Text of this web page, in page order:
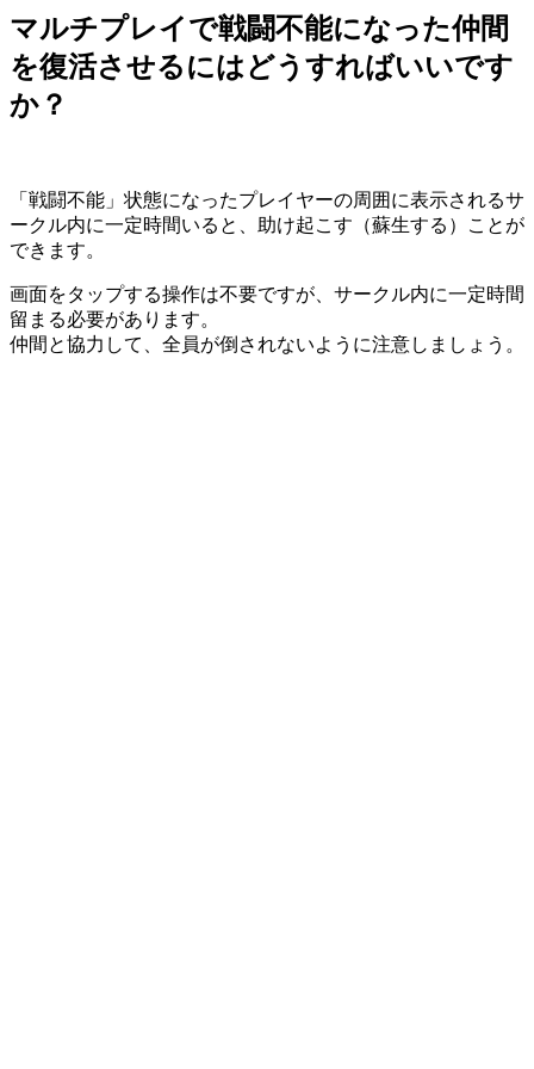
マルチプレイで戦闘不能になった仲間
を復活させるにはどうすればいいです
か？
「戦闘不能」状態になったプレイヤーの周囲に表示されるサ
ークル内に一定時間いると、助け起こす（蘇生する）ことが
できます。
画面をタップする操作は不要ですが、サークル内に一定時間
留まる必要があります。
仲間と協力して、全員が倒されないように注意しましょう。